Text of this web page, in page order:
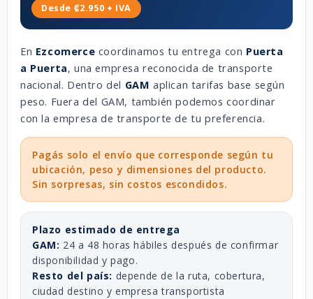
Desde ₡2.950 + IVA
En Ezcomerce coordinamos tu entrega con Puerta
a Puerta, una empresa reconocida de transporte
nacional. Dentro del GAM aplican tarifas base según
peso. Fuera del GAM, también podemos coordinar
con la empresa de transporte de tu preferencia.
Pagás solo el envío que corresponde según tu
ubicación, peso y dimensiones del producto.
Sin sorpresas, sin costos escondidos.
Plazo estimado de entrega
GAM: 24 a 48 horas hábiles después de confirmar
disponibilidad y pago.
Resto del país: depende de la ruta, cobertura,
ciudad destino y empresa transportista